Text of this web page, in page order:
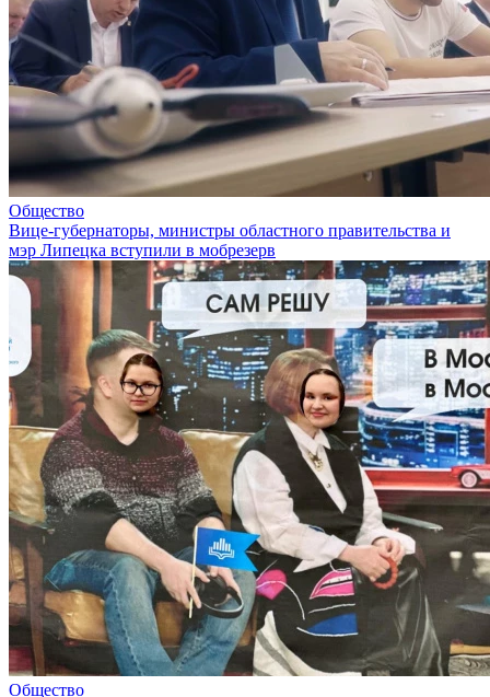
Общество
Вице-губернаторы, министры областного правительства и
мэр Липецка вступили в мобрезерв
Общество